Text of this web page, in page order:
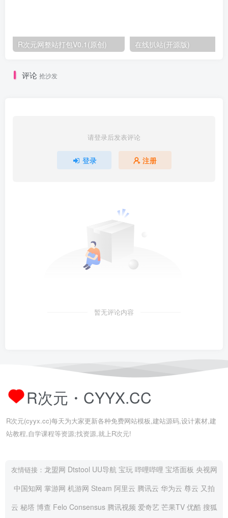
R次元网整站打包V0.1(原创) 在线扒站(开源版)
评论 抢沙发
请登录后发表评论
登录 注册
暂无评论内容
R次元・CYYX.CC
R次元(cyyx.cc)每天为大家更新各种免费网站模板,建站源码,设计素材,建
站教程,自学课程等资源;找资源,就上R次元!
友情链接： 龙盟网 Dtstool UU导航 宝玩 哔哩哔哩 宝塔面板 央视网
中国知网 掌游网 机游网 Steam 阿里云 腾讯云 华为云 尊云 又拍
云 秘塔 博查 Felo Consensus 腾讯视频 爱奇艺 芒果TV 优酷 搜狐